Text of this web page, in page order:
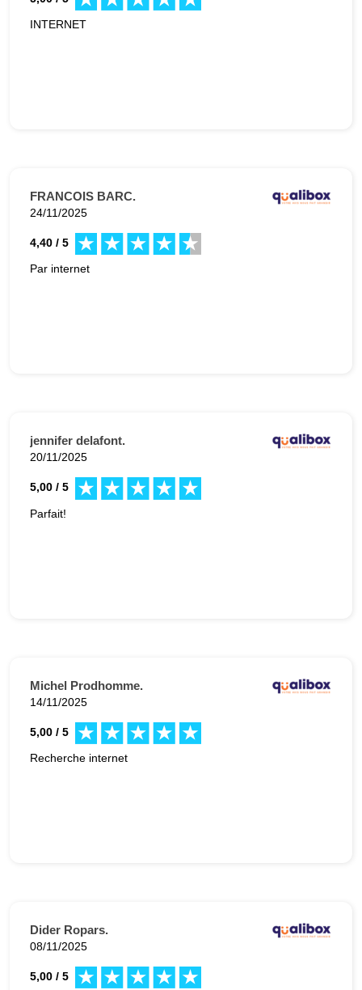
INTERNET
FRANCOIS BARC.
24/11/2025
4,40 / 5
Par internet
jennifer delafont.
20/11/2025
5,00 / 5
Parfait!
Michel Prodhomme.
14/11/2025
5,00 / 5
Recherche internet
Dider Ropars.
08/11/2025
5,00 / 5